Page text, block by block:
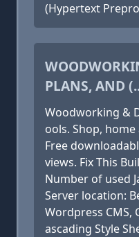
(Hypertext
PLANS, AND
Woodworking &
ools. Shop,
Free
views. Fix This
Number of used
Server location:
Wordpress CMS,
ascading Style